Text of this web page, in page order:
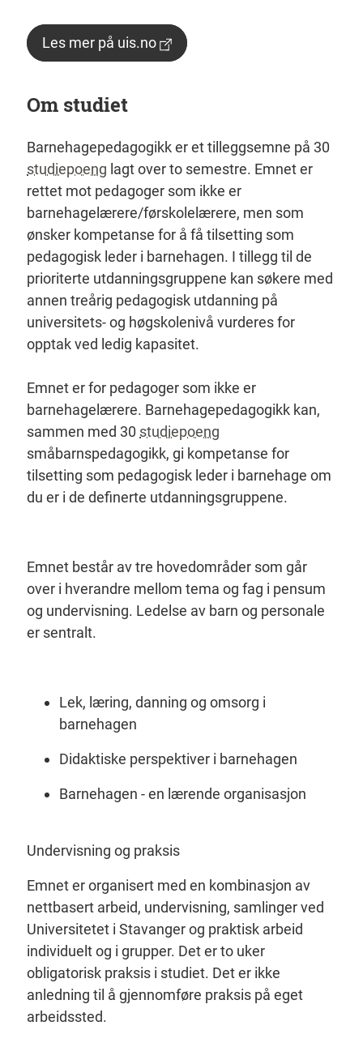
Les mer på uis.no
Om studiet
Barnehagepedagogikk er et tilleggsemne på 30
studiepoeng lagt over to semestre. Emnet er
rettet mot pedagoger som ikke er
barnehagelærere/førskolelærere, men som
ønsker kompetanse for å få tilsetting som
pedagogisk leder i barnehagen. I tillegg til de
prioriterte utdanningsgruppene kan søkere med
annen treårig pedagogisk utdanning på
universitets- og høgskolenivå vurderes for
opptak ved ledig kapasitet.
Emnet er for pedagoger som ikke er
barnehagelærere. Barnehagepedagogikk kan,
sammen med 30 studiepoeng
småbarnspedagogikk, gi kompetanse for
tilsetting som pedagogisk leder i barnehage om
du er i de definerte utdanningsgruppene.
Emnet består av tre hovedområder som går
over i hverandre mellom tema og fag i pensum
og undervisning. Ledelse av barn og personale
er sentralt.
Lek, læring, danning og omsorg i
barnehagen
Didaktiske perspektiver i barnehagen
Barnehagen - en lærende organisasjon
Undervisning og praksis
Emnet er organisert med en kombinasjon av
nettbasert arbeid, undervisning, samlinger ved
Universitetet i Stavanger og praktisk arbeid
individuelt og i grupper. Det er to uker
obligatorisk praksis i studiet. Det er ikke
anledning til å gjennomføre praksis på eget
arbeidssted.